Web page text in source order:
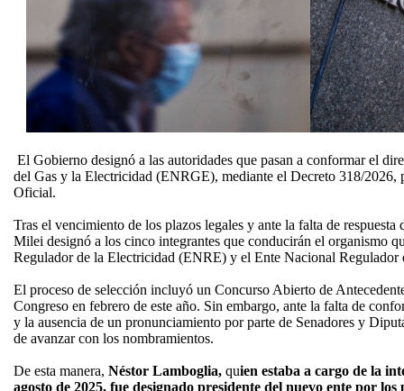
El Gobierno designó a las autoridades que pasan a conformar el
del Gas y la Electricidad (ENRGE), mediante el Decreto 318/2026,
Oficial.
Tras el vencimiento de los plazos legales y ante la falta de respuesta
Milei designó a los cinco integrantes que conducirán el organismo
Regulador de la Electricidad (ENRE) y el Ente Nacional
El proceso de selección incluyó un Concurso Abierto de
Congreso en febrero de este año. Sin embargo, ante la falta de
y la ausencia de un pronunciamiento por parte de Senadores y
de avanzar con los nombramientos.
De esta manera, Néstor Lamboglia, quien estaba a cargo de la
agosto de 2025, fue designado presidente del nuevo ente por los